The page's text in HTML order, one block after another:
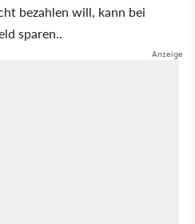
bezahlen will, kann bei
sparen..